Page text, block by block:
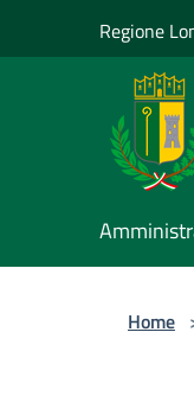
Regione
Home